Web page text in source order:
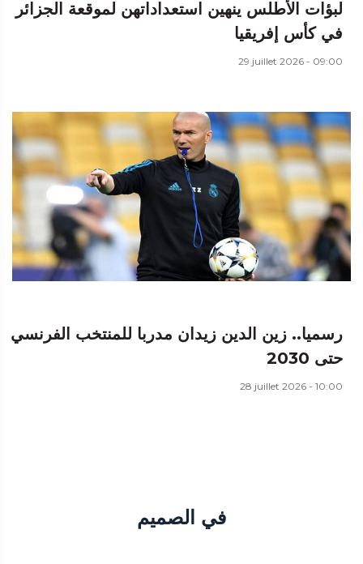
لبؤات الأطلس ينهين استعداداتهن لموقعة الجزائر
في كأس إفريقيا
29 juillet 2026 - 09:00
رسميا.. زين الدين زيدان مدربا للمنتخب الفرنسي
حتى 2030
28 juillet 2026 - 10:00
في الصميم